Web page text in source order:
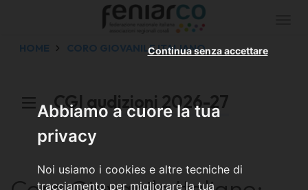
Abbiamo a cuore la tua
privacy
Noi usiamo i cookies e altre tecniche di
tracciamento per migliorare la tua
Continua senza accettare
HOME CORO GIOVANILE ITALIANO
CGI audizioni 2026-27